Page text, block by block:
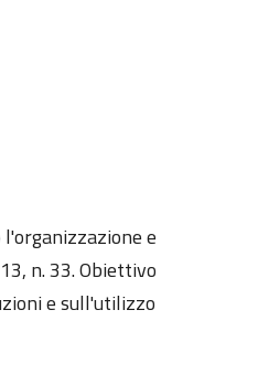
e
n. 33. Obiettivo
e sull'utilizzo